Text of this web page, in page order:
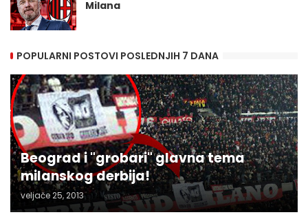
Milana
POPULARNI POSTOVI POSLEDNJIH 7 DANA
Beograd i "grobari" glavna tema
milanskog derbija!
veljače 25, 2013